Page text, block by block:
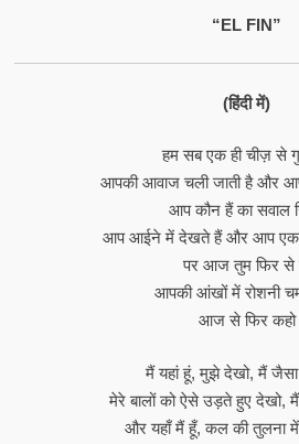
“EL FIN”
(हिंदी में)
हम सब एक ही चीज़ से
आपकी आवाज चली जाती है और
आप कौन हैं का सवाल
आप आईने में देखते हैं और आप एक
पर आज तुम फिर से
आपकी आंखों में रोशनी
आज से फिर कहो
मैं यहां हूं, मुझे देखो, मैं जैसा
मेरे बालों को ऐसे उड़ते हुए देखो,
और यहाँ मैं हूँ, कल की तुलना